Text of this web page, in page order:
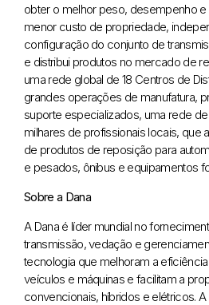
obter o melhor peso, desempenho
menor custo de propriedade,
configuração do conjunto de
e distribui produtos no mercado de
uma rede global de 18 Centros de
grandes operações de manufatura,
suporte especializados, uma rede
milhares de profissionais locais, que
de produtos de reposição para
e pesados, ônibus e equipamentos
Sobre a Dana
A Dana é líder mundial no
transmissão, vedação e
tecnologia que melhoram a
veículos e máquinas e facilitam a
convencionais, híbridos e elétricos.